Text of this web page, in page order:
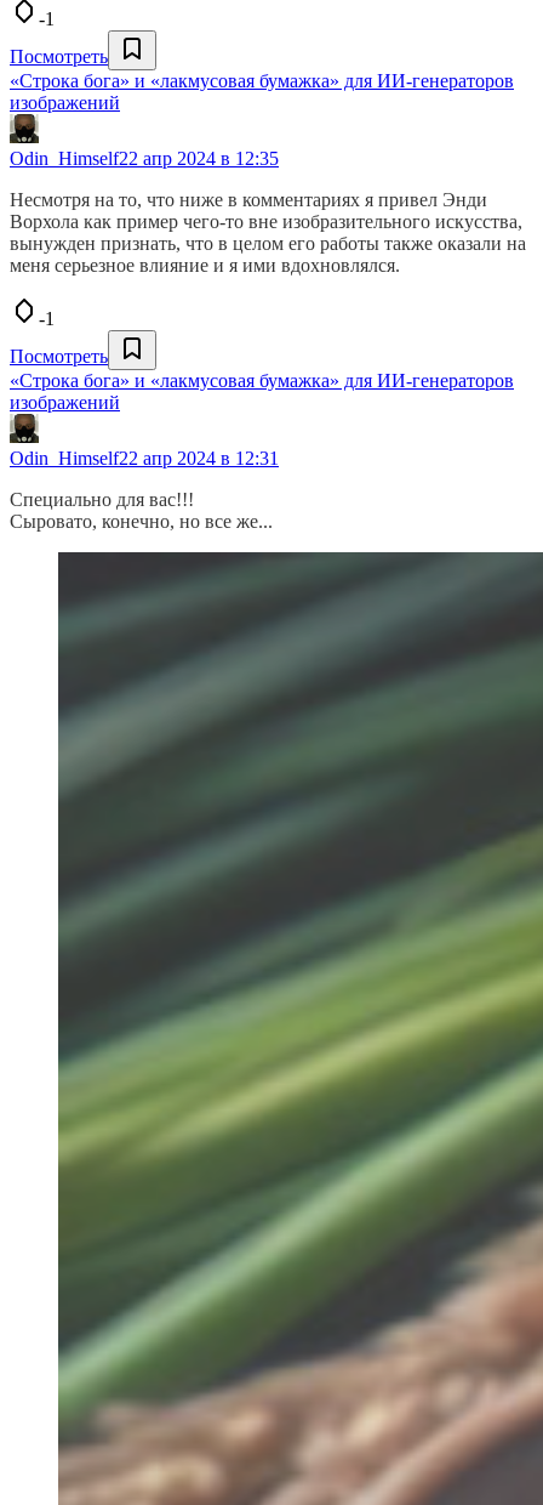
-1
Посмотреть
«Строка бога» и «лакмусовая бумажка» для ИИ-генераторов
изображений
Odin_Himself22 апр 2024 в 12:35
Несмотря на то, что ниже в комментариях я привел Энди
Ворхола как пример чего-то вне изобразительного искусства,
вынужден признать, что в целом его работы также оказали на
меня серьезное влияние и я ими вдохновлялся.
-1
Посмотреть
«Строка бога» и «лакмусовая бумажка» для ИИ-генераторов
изображений
Odin_Himself22 апр 2024 в 12:31
Специально для вас!!!
Сыровато, конечно, но все же...